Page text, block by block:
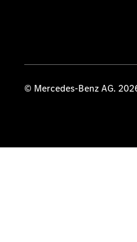
© Mercedes-Benz AG.